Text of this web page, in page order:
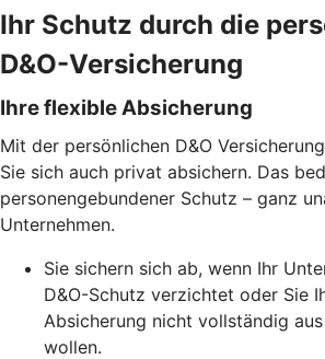
Ihr Schutz durch die
D&O-Versicherung
Ihre flexible Absicherung
Mit der persönlichen D&O
Sie sich auch privat absichern. Das
personengebundener Schutz – ganz
Unternehmen.
Sie sichern sich ab, wenn Ihr
D&O-Schutz verzichtet oder Sie
Absicherung nicht vollständig
wollen.